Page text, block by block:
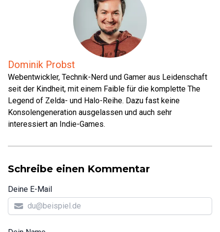
Dominik Probst
Webentwickler, Technik-Nerd und Gamer aus Leidenschaft
seit der Kindheit, mit einem Faible für die komplette The
Legend of Zelda- und Halo-Reihe. Dazu fast keine
Konsolengeneration ausgelassen und auch sehr
interessiert an Indie-Games.
Schreibe einen Kommentar
Deine E-Mail